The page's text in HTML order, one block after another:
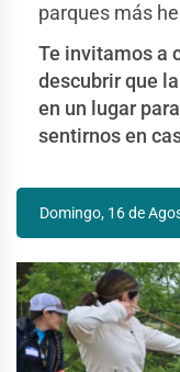
parques más
Te invitamos a
descubrir que
en un lugar
sentirnos en
Domingo, 16 de